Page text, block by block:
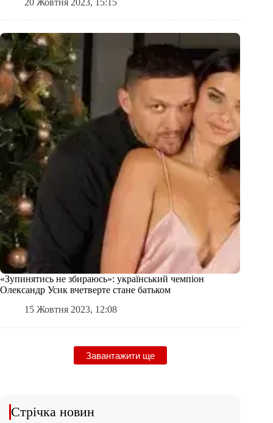
20 Жовтня 2023, 15:15
«Зупинятись не збираюсь»: український чемпіон
Олександр Усик вчетверте стане батьком
15 Жовтня 2023, 12:08
Завантажити ще
Стрічка новин